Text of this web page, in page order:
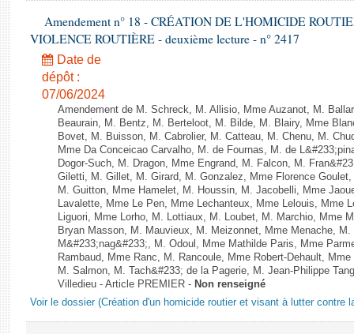
Amendement n° 18 - CRÉATION DE L'HOMICIDE
VIOLENCE ROUTIÈRE - deuxième lecture - n° 2417
Date de
dépôt :
07/06/2024
Amendement de M. Schreck, M. Allisio, Mme Auzanot, M.
Beaurain, M. Bentz, M. Berteloot, M. Bilde, M. Blairy, Mme
Bovet, M. Buisson, M. Cabrolier, M. Catteau, M. Chenu, M.
Mme Da Conceicao Carvalho, M. de Fournas, M. de
Dogor-Such, M. Dragon, Mme Engrand, M. Falcon, M.
Giletti, M. Gillet, M. Girard, M. Gonzalez, Mme Florence
M. Guitton, Mme Hamelet, M. Houssin, M. Jacobelli, Mme
Lavalette, Mme Le Pen, Mme Lechanteux, Mme Lelouis, Mme
Liguori, Mme Lorho, M. Lottiaux, M. Loubet, M. Marchio, Mme
Bryan Masson, M. Mauvieux, M. Meizonnet, Mme Menache,
M&#233;nag&#233;, M. Odoul, Mme Mathilde Paris, Mme
Rambaud, Mme Ranc, M. Rancoule, Mme Robert-Dehault,
M. Salmon, M. Tach&#233; de la Pagerie, M. Jean-Philippe
Villedieu - Article PREMIER - Non renseigné
Voir le dossier (Création d'un homicide routier et visant à lutter contre